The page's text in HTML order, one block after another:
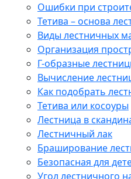
Ошибки при
Тетива – основа
Виды лестничных
Организация
Г-образные
Вычисление
Как подобрать
Тетива или косоуры
Лестница в
Лестничный лак
Браширование
Безопасная для
Угол лестничного